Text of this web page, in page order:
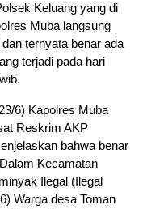
Keluang yang di
Muba langsung
ternyata benar ada
terjadi pada hari
6) Kapolres Muba
Reskrim AKP
bahwa benar
Kecamatan
Ilegal (Ilegal
Warga desa Toman